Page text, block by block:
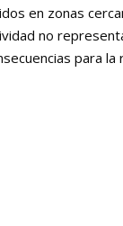
en zonas
no
para la